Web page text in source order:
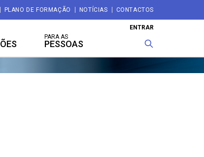
PLANO DE FORMAÇÃO NOTÍCIAS CONTACTOS
ENTRAR
PARA AS
PESSOAS